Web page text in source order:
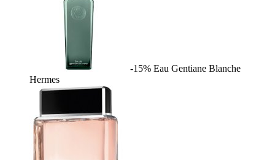
-15% Eau Gentiane Blanche
Hermes